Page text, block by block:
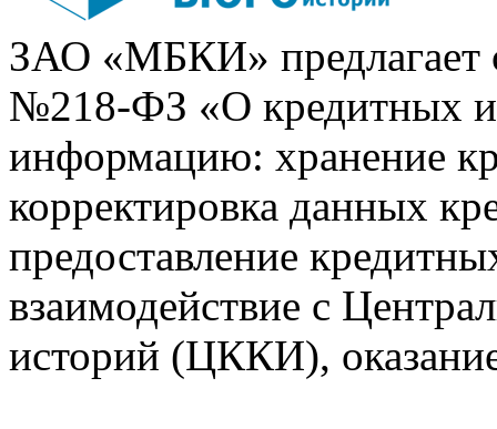
ЗАО «МБКИ» предлагает
№218-ФЗ «О кредитных
информацию: хранение
корректировка данных
предоставление
взаимодействие с
историй (ЦККИ),